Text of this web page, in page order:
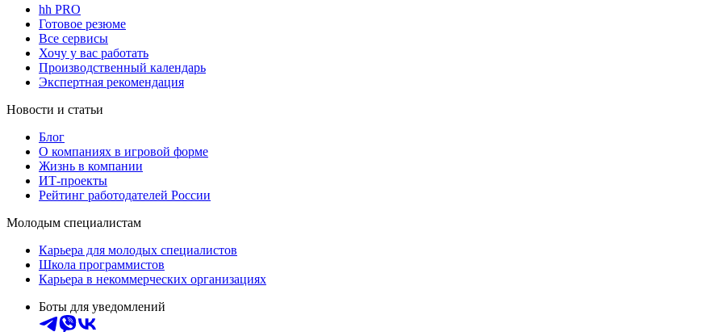
hh PRO
Готовое резюме
Все сервисы
Хочу у вас работать
Производственный календарь
Экспертная рекомендация
Новости и статьи
Блог
О компаниях в игровой форме
Жизнь в компании
ИТ-проекты
Рейтинг работодателей России
Молодым специалистам
Карьера для молодых специалистов
Школа программистов
Карьера в некоммерческих организациях
Боты для уведомлений